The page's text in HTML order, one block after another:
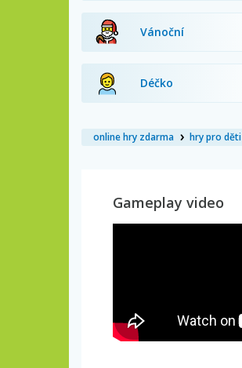
Vánoční
Déčko
online hry zdarma hry pro děti
Gameplay video